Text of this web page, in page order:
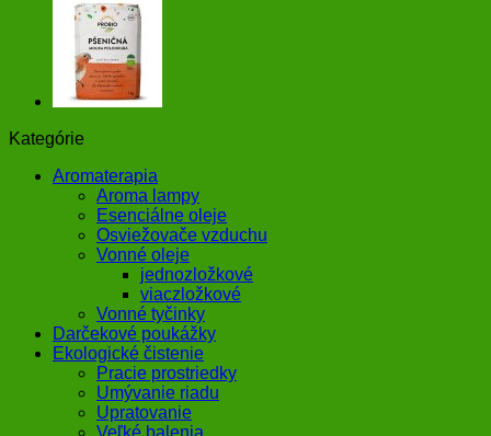
Kategórie
Aromaterapia
Aroma lampy
Esenciálne oleje
Osviežovače vzduchu
Vonné oleje
jednozložkové
viaczložkové
Vonné tyčinky
Darčekové poukážky
Ekologické čistenie
Pracie prostriedky
Umývanie riadu
Upratovanie
Veľké balenia